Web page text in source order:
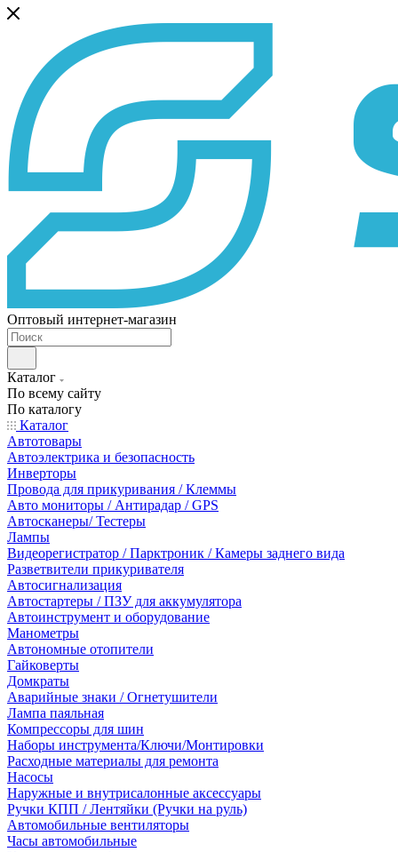
Оптовый интернет-магазин
Каталог
По всему сайту
По каталогу
Каталог
Автотовары
Автоэлектрика и безопасность
Инверторы
Провода для прикуривания / Клеммы
Авто мониторы / Антирадар / GPS
Автосканеры/ Тестеры
Лампы
Видеорегистратор / Парктроник / Камеры заднего вида
Разветвители прикуривателя
Автосигнализация
Автостартеры / ПЗУ для аккумулятора
Автоинструмент и оборудование
Манометры
Автономные отопители
Гайковерты
Домкраты
Аварийные знаки / Огнетушители
Лампа паяльная
Компрессоры для шин
Наборы инструмента/Ключи/Монтировки
Расходные материалы для ремонта
Насосы
Наружные и внутрисалонные аксессуары
Ручки КПП / Лентяйки (Ручки на руль)
Автомобильные вентиляторы
Часы автомобильные